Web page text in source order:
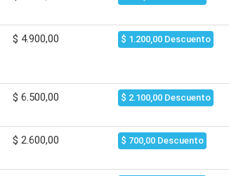
$ 4.900,00 $ 1.200,00 Descuento
$ 6.500,00 $ 2.100,00 Descuento
$ 2.600,00 $ 700,00 Descuento